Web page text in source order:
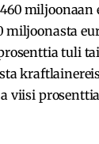
miljoonaan
miljoonasta
tuli
viisi